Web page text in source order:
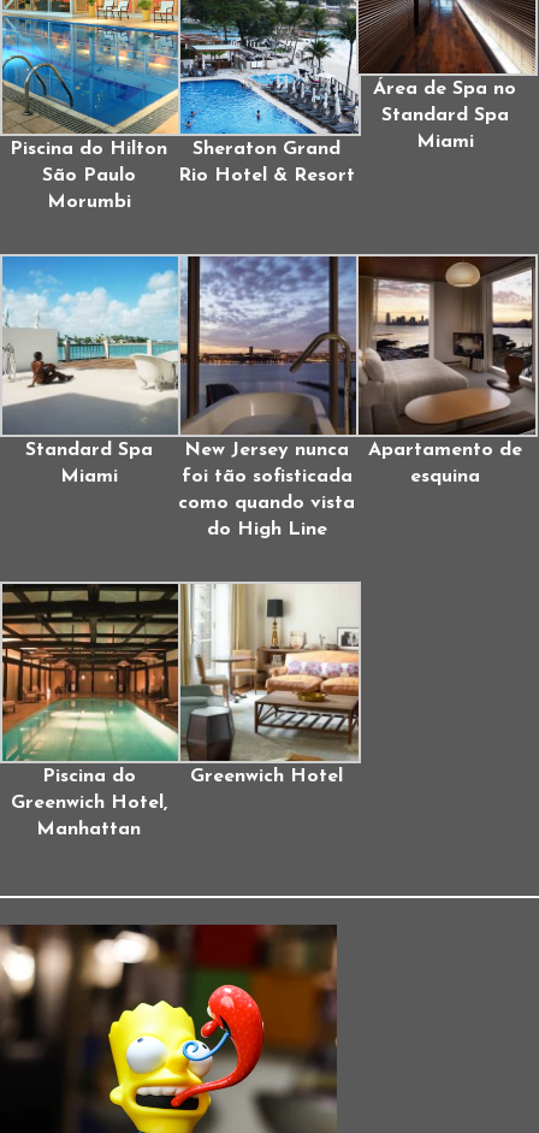
Piscina do Hilton
São Paulo
Morumbi
Sheraton Grand
Rio Hotel & Resort
Área de Spa no
Standard Spa
Miami
Standard Spa
Miami
New Jersey nunca
foi tão sofisticada
como quando vista
do High Line
Apartamento de
esquina
Piscina do
Greenwich Hotel,
Manhattan
Greenwich Hotel